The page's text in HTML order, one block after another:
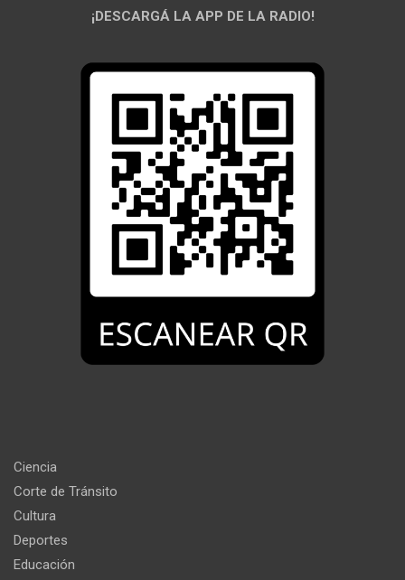
¡DESCARGÁ LA APP DE LA RADIO!
Ciencia
Corte de Tránsito
Cultura
Deportes
Educación